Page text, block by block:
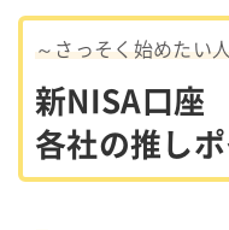
～さっそく始めたい
新NISA口座
各社の推し